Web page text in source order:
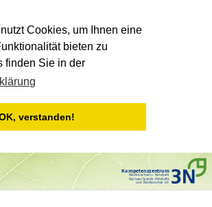
Cookies, um Ihnen eine
bieten zu
finden Sie in der
verstanden!
Kompetenzzentrum
Niedersachsen • Netzwerk
Nachwachsende Rohstoffe
und Bioökonomie e.V.